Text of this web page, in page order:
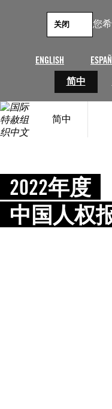
您
ENGLISH
简中
关闭
简中
2022年度
中国人权